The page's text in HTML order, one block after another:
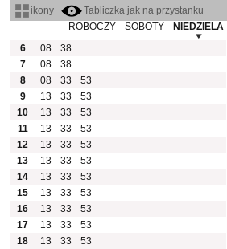
ikony
Tabliczka jak na przystanku
ROBOCZY
SOBOTY
NIEDZIELA
6
08
38
7
08
38
8
08 33
53
9
13 33
53
10
13 33
53
11
13 33
53
12
13 33
53
13
13 33
53
14
13 33
53
15
13 33
53
16
13 33
53
17
13 33
53
18
13 33 53